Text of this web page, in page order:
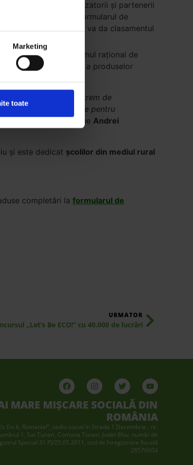
Marketing
toate
de către organizatorii și partenerii
argumentată în formularul de
punctajelor va da clasamentul
realizabil prin consumul rațional de
materialelor și a produselor
unor resurse extrem de
a unei instituții publice pentru
în mediul rural
, spune Andrei
și este dedicat școlilor din mediul rural
completări la formularul de
URMATOR
„Let’s Be ECO!” cu 40.000 de lucrări
MARE MIȘCARE SOCIALĂ DIN
ROMÂNIA
Do It, Romania!”, sediu social în Strada 1 Decembrie., nr.
1, Sat Tunari, Comuna Tunari, Judet Ilfov, număr de
Special 31 PJ/25.05.2011, cod de înregistrare fiscală
28576004